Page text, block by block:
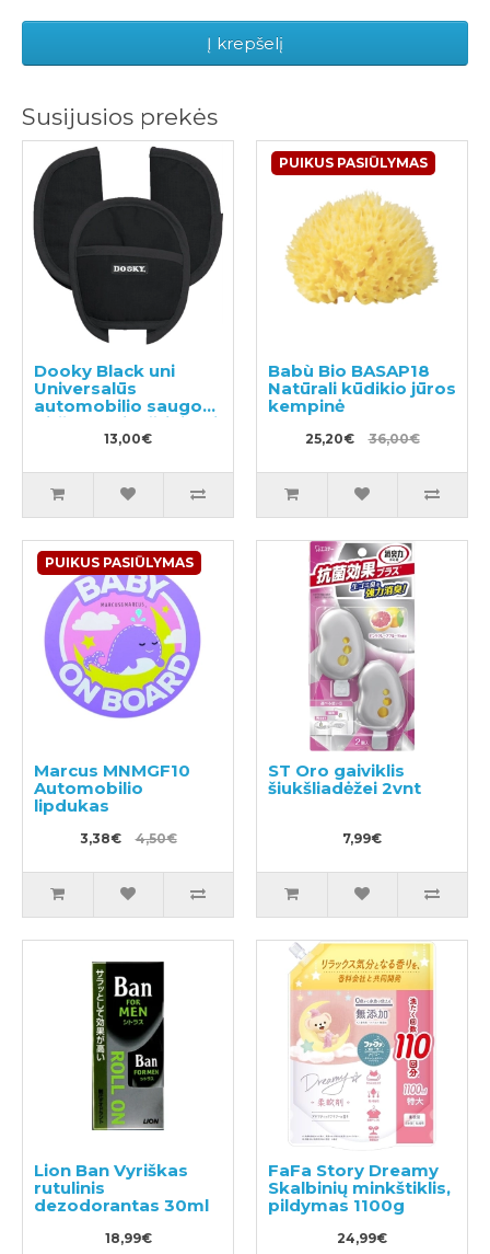
Į krepšelį
Susijusios prekės
Dooky Black uni
Universalūs
automobilio saugos
diržų paminkštinimai
13,00€
PUIKUS PASIŪLYMAS
Babù Bio BASAP18
Natūrali kūdikio jūros
kempinė
25,20€ 36,00€
PUIKUS PASIŪLYMAS
Marcus MNMGF10
Automobilio
lipdukas
3,38€ 4,50€
ST Oro gaiviklis
šiukšliadėžei 2vnt
7,99€
Lion Ban Vyriškas
rutulinis
dezodorantas 30ml
18,99€
FaFa Story Dreamy
Skalbinių minkštiklis,
pildymas 1100g
24,99€